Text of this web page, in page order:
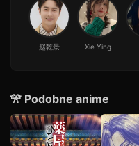
19 Odcinek 19
26 min · Sezon 1
Odcinek 20
21
47 min · Sezon 1
22 Odcinek 22
29 min · Sezon 1
赵乾景 Xie Ying
🎌 Podobne anime